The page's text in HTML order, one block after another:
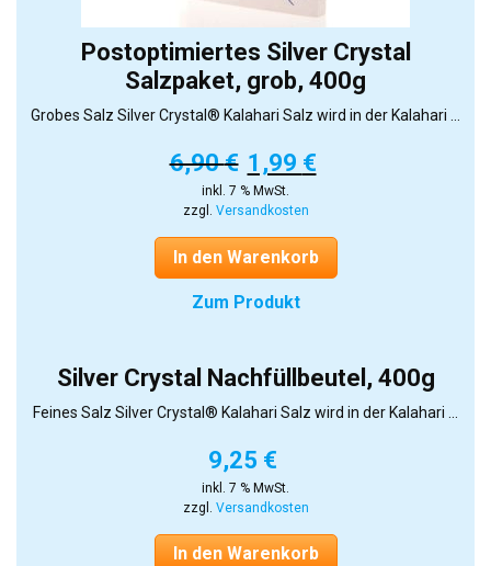
Postoptimiertes Silver Crystal
Salzpaket, grob, 400g
Grobes Salz Silver Crystal® Kalahari Salz wird in der Kalahari ...
6,90€ 1,99 €
inkl. 7 % MwSt.
zzgl. Versandkosten
In den Warenkorb
Zum Produkt
Silver Crystal Nachfüllbeutel, 400g
Feines Salz Silver Crystal® Kalahari Salz wird in der Kalahari ...
9,25 €
inkl. 7 % MwSt.
zzgl. Versandkosten
In den Warenkorb